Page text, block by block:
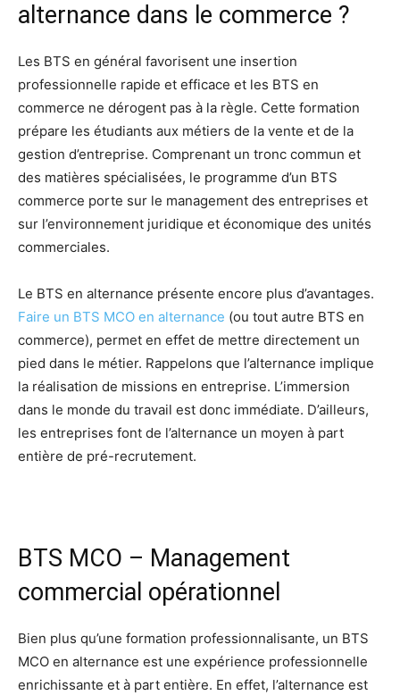
alternance dans le commerce ?
Les BTS en général favorisent une insertion
professionnelle rapide et efficace et les BTS en
commerce ne dérogent pas à la règle. Cette formation
prépare les étudiants aux métiers de la vente et de la
gestion d’entreprise. Comprenant un tronc commun et
des matières spécialisées, le programme d’un BTS
commerce porte sur le management des entreprises et
sur l’environnement juridique et économique des unités
commerciales.
Le BTS en alternance présente encore plus d’avantages.
Faire un BTS MCO en alternance (ou tout autre BTS en
commerce), permet en effet de mettre directement un
pied dans le métier. Rappelons que l’alternance implique
la réalisation de missions en entreprise. L’immersion
dans le monde du travail est donc immédiate. D’ailleurs,
les entreprises font de l’alternance un moyen à part
entière de pré-recrutement.
BTS MCO – Management
commercial opérationnel
Bien plus qu’une formation professionnalisante, un BTS
MCO en alternance est une expérience professionnelle
enrichissante et à part entière. En effet, l’alternance est